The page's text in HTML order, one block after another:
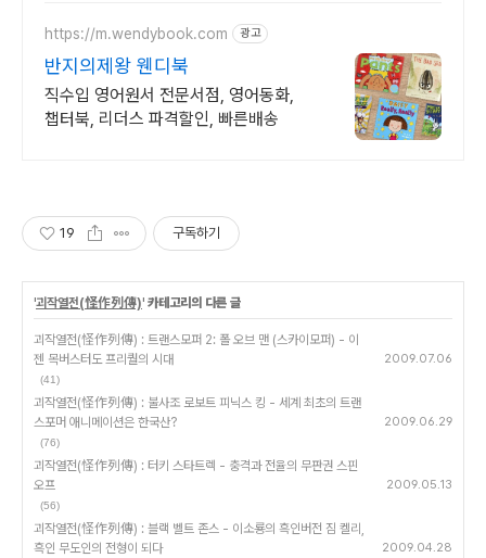
https://m.wendybook.com 광고
반지의제왕 웬디북
직수입 영어원서 전문서점, 영어동화,
챕터북, 리더스 파격할인, 빠른배송
19 구독하기
'괴작열전(怪作列傳)' 카테고리의 다른 글
괴작열전(怪作列傳) : 트랜스모퍼 2: 폴 오브 맨 (스카이모퍼) - 이
젠 목버스터도 프리퀄의 시대
(41)
2009.07.06
괴작열전(怪作列傳) : 불사조 로보트 피닉스 킹 - 세계 최초의 트랜
스포머 애니메이션은 한국산?
(76)
2009.06.29
괴작열전(怪作列傳) : 터키 스타트렉 - 충격과 전율의 무판권 스핀
오프
(56)
2009.05.13
괴작열전(怪作列傳) : 블랙 벨트 존스 - 이소룡의 흑인버전 짐 켈리,
흑인 무도인의 전형이 되다
2009.04.28